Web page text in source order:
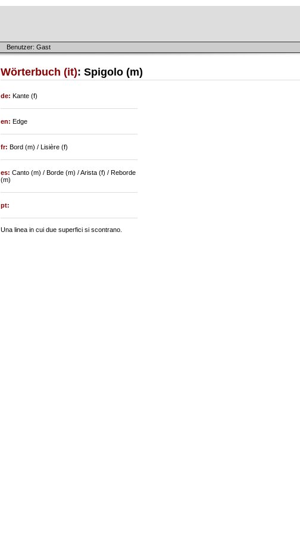
Benutzer: Gast
Wörterbuch (it): Spigolo (m)
de: Kante (f)
en: Edge
fr: Bord (m) / Lisière (f)
es: Canto (m) / Borde (m) / Arista (f) / Reborde
(m)
pt:
Una linea in cui due superfici si scontrano.